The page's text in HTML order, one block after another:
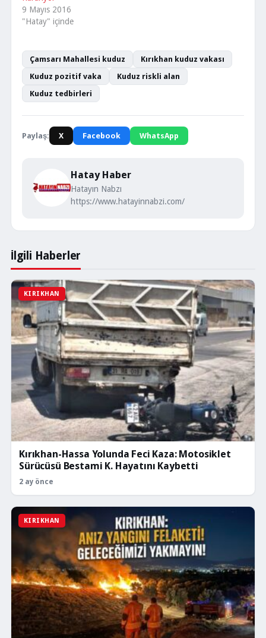
9 Mayıs 2016
"Hatay" içinde
Çamsarı Mahallesi kuduz
Kırıkhan kuduz vakası
Kuduz pozitif vaka
Kuduz riskli alan
Kuduz tedbirleri
Paylaş: X Facebook WhatsApp
Hatay Haber
Hatayın Nabzı
https://www.hatayinnabzi.com/
İlgili Haberler
KIRIKHAN
Kırıkhan-Hassa Yolunda Feci Kaza: Motosiklet
Sürücüsü Bestami K. Hayatını Kaybetti
2 ay önce
KIRIKHAN